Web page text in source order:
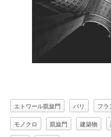
エトワール凱旋門 パリ フラ
モノクロ 凱旋門 建築物